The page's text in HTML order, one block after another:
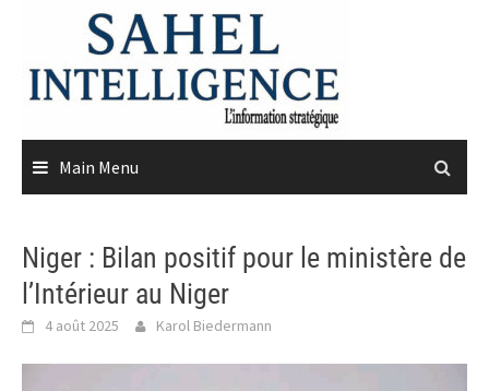
content
Main Menu
Niger : Bilan positif pour le ministère de
l’Intérieur au Niger
4 août 2025 Karol Biedermann